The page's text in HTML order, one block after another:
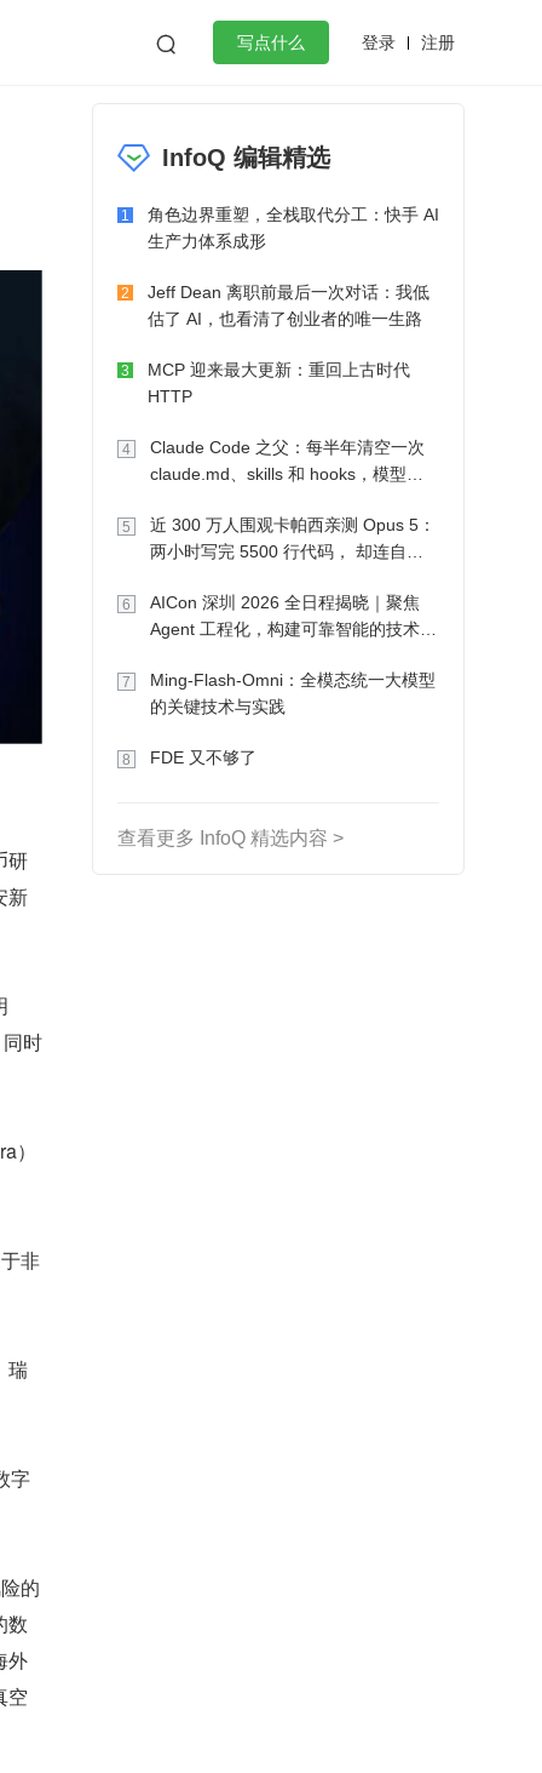
 写点什么 登录 注册
微服务架构 flutter
研
新
时
）
非
瑞
字
的
数
外
空
InfoQ 编辑精选
1
角色边界重塑，全栈取代分工：快手 AI
生产力体系成形
2
Jeff Dean 离职前最后一次对话：我低
估了 AI，也看清了创业者的唯一生路
3
MCP 迎来最大更新：重回上古时代
HTTP
4
Claude Code 之父：每半年清空一次
claude.md、skills 和 hooks，模型自
5
近 300 万人围观卡帕西亲测 Opus 5：
两小时写完 5500 行代码， 却连自己
6
AICon 深圳 2026 全日程揭晓｜聚焦
Agent 工程化，构建可靠智能的技术路
7
Ming-Flash-Omni：全模态统一大模型
的关键技术与实践
8 FDE 又不够了
查看更多 InfoQ 精选内容 >